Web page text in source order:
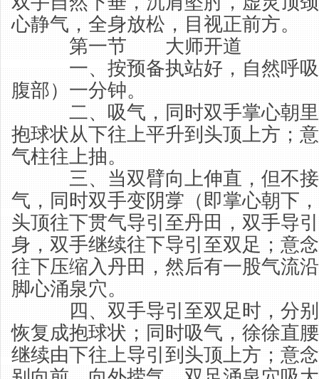
心静气，全身放松，目视正前方。
第一节 大师开道
一、按预备执站好，自然呼吸
腹部）一分钟。
二、吸气，同时双手掌心朝里
抱球状从下往上平升到头顶上方；
气柱往上抽。
三、当双臂向上伸直，但不接
气，同时双手变阴牚（即掌心朝下
头顶往下贯气导引至丹田，双手导
身，双手继续往下导引至双足；意
往下压缩入丹田，然后有一股气流
脚心涌泉穴。
四、双手导引至双足时，分别
恢复成抱球状；同时吸气，徐徐直
继续由下往上导引到头顶上方；意